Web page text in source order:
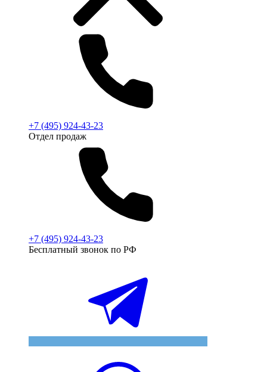
+7 (495) 924-43-23
Отдел продаж
+7 (495) 924-43-23
Бесплатный звонок по РФ